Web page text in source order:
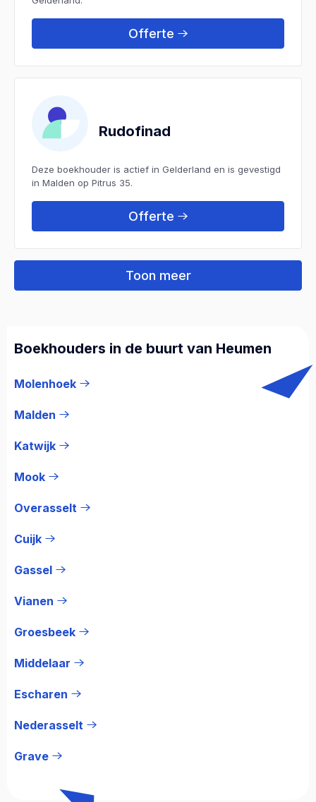
Offerte
Rudofinad
Deze boekhouder is actief in Gelderland en is gevestigd
in Malden op Pitrus 35.
Offerte
Toon meer
Boekhouders in de buurt van Heumen
Molenhoek
Malden
Katwijk
Mook
Overasselt
Cuijk
Gassel
Vianen
Groesbeek
Middelaar
Escharen
Nederasselt
Grave